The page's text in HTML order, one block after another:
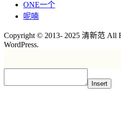
ONE一个
呢喃
Copyright © 2013- 2025 清新范 All
WordPress.
Insert